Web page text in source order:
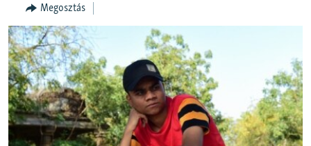
SZABADON
TÁRSADALOM
DEMOKRÁCIA
A PÉNZ NYOMÁBAN
EURÓPAI UNIÓ
VILÁG
Megosztás